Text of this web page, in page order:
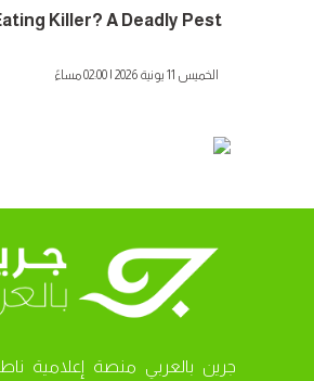
Killer? A Deadly Pest
الخميس 11 يونية 2026 | 02:00 مساءً
جرين بالعربي منصة إعلامية